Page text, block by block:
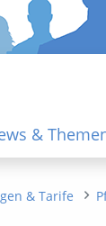
&
& Tarife